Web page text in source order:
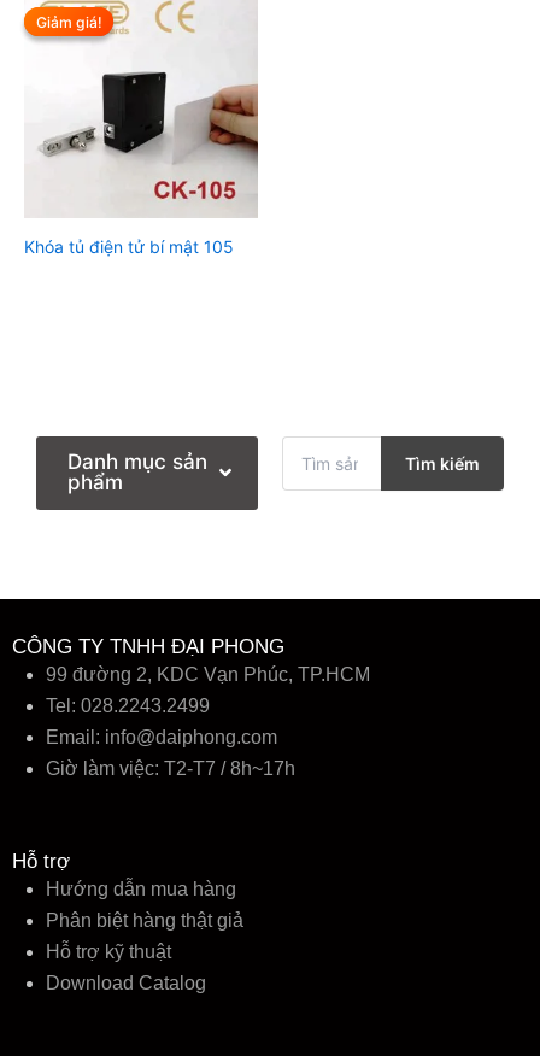
m
Tìm kiếm
Danh mục sản
phẩm
Giảm giá!
Giảm giá!
Khóa tủ điện tử bí mật 105
CÔNG TY TNHH ĐẠI PHONG
99 đường 2, KDC Vạn Phúc, TP.HCM
Tel: 028.2243.2499
Email: info@daiphong.com
Giờ làm việc: T2-T7 / 8h~17h
Hỗ trợ
Hướng dẫn mua hàng
Phân biệt hàng thật giả
Hỗ trợ kỹ thuật
Download Catalog